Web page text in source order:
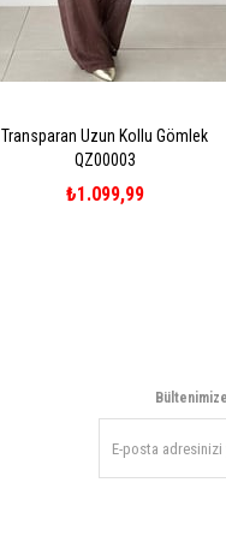
Transparan Uzun Kollu Gömlek
QZ00003
₺1.099,99